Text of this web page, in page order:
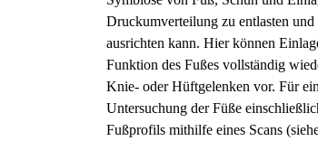
Druckumverteilung zu entlasten
ausrichten kann. Hier können
Funktion des Fußes vollständig
Knie- oder Hüftgelenken vor. Für
Untersuchung der Füße
Fußprofils mithilfe eines Scans